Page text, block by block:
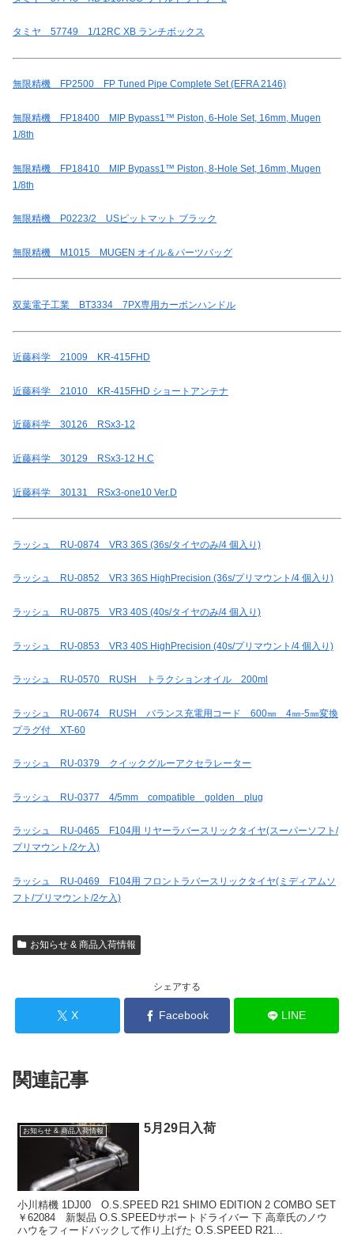
タミヤ 57749 1/12RC XB ランチボックス
無限精機 FP2500 FP Tuned Pipe Complete Set (EFRA 2146)
無限精機 FP18400 MIP Bypass1™ Piston, 6-Hole Set, 16mm, Mugen
1/8th
無限精機 FP18410 MIP Bypass1™ Piston, 8-Hole Set, 16mm, Mugen
1/8th
無限精機 P0223/2 USピットマット ブラック
無限精機 M1015 MUGEN オイル＆パーツバッグ
双葉電子工業 BT3334 7PX専用カーボンハンドル
近藤科学 21009 KR-415FHD
近藤科学 21010 KR-415FHD ショートアンテナ
近藤科学 30126 RSx3-12
近藤科学 30129 RSx3-12 H.C
近藤科学 30131 RSx3-one10 Ver.D
ラッシュ RU-0874 VR3 36S (36s/タイヤのみ/4 個入り)
ラッシュ RU-0852 VR3 36S HighPrecision (36s/プリマウント/4 個入り)
ラッシュ RU-0875 VR3 40S (40s/タイヤのみ/4 個入り)
ラッシュ RU-0853 VR3 40S HighPrecision (40s/プリマウント/4 個入り)
ラッシュ RU-0570 RUSH トラクションオイル 200ml
ラッシュ RU-0674 RUSH バランス充電用コード 600㎜ 4㎜-5㎜変換
プラグ付 XT-60
ラッシュ RU-0379 クイックグルーアクセラレーター
ラッシュ RU-0377 4/5mm compatible golden plug
ラッシュ RU-0465 F104用 リヤーラバースリックタイヤ(スーパーソフト/
プリマウント/2ケ入)
ラッシュ RU-0469 F104用 フロントラバースリックタイヤ(ミディアムソ
フト/プリマウント/2ケ入)
お知らせ & 商品入荷情報
シェアする
X Facebook LINE
関連記事
お知らせ & 商品入荷情報 5月29日入荷
小川精機 1DJ00 O.S.SPEED R21 SHIMO EDITION 2 COMBO SET
￥62084 新製品 O.S.SPEEDサポートドライバー 下 高章氏のノウ
ハウをフィードバックして作り上げた O.S.SPEED R21...